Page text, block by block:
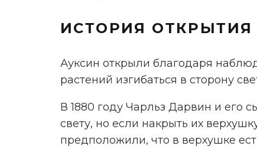
ИСТОРИЯ ОТКРЫТИЯ
Ауксин открыли благодаря
растений изгибаться в сторону
В 1880 году Чарльз Дарвин и его
свету, но если накрыть их
предположили, что в верхушке